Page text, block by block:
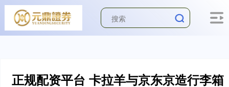
正规配资平台 卡拉羊与京东京造行李箱